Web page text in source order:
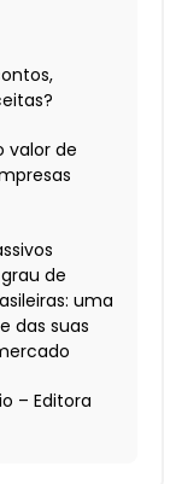
valor de
de
uma
das suas
– Editora